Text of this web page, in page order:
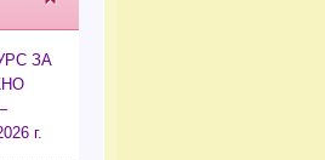
ЗА
г.